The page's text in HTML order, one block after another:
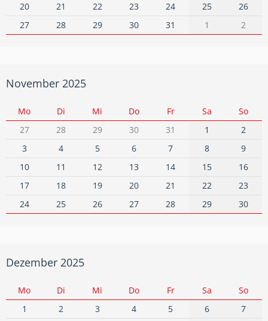
20
21 22 23 24 25
26
27
28 29 30 31 1 2
November 2025
Mo Di Mi Do Fr Sa
So
27
28 29 30 31 1
2
3
4 5 6 7 8
9
10
11 12 13 14 15
16
17
18 19 20 21 22
23
24
25 26 27 28 29 30
Dezember 2025
Mo Di Mi Do Fr Sa
So
1
2 3 4 5 6
7